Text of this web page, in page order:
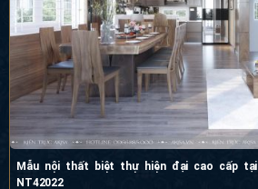
Mẫu nội thất biệt thự hiện đại cao cấp
NT42022